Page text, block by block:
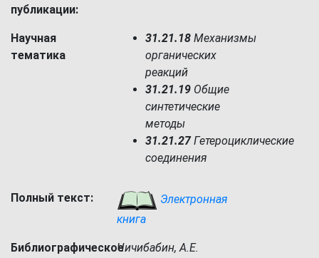
публикации:
Научная
тематика
31.21.18 Механизмы
органических
реакций
31.21.19 Общие
синтетические
методы
31.21.27Гетероциклические
соединения
Полный текст:
Электронная
книга
БиблиографическоеЧичибабин, А.Е.